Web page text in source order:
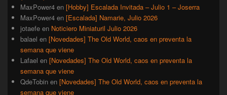
MaxPower4 en [Hobby] Escalada Invitada – Julio 1 – Joserra
MaxPower4 en [Escalada] Namarie, Julio 2026
jotaefe en Noticiero Miniaturil Julio 2026
balael en [Novedades] The Old World, caos en preventa la
semana que viene
Lafael en [Novedades] The Old World, caos en preventa la
semana que viene
QdeTobin en [Novedades] The Old World, caos en preventa la
semana que viene